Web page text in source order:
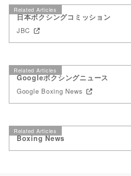
Related Articles
日本ボクシングコミッション
JBC
Related Articles
Googleボクシングニュース
Google Boxing News
Related Articles
Boxing News